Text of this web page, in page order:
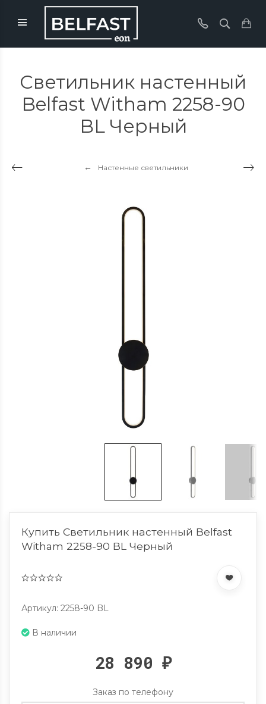
Светильник настенный
Belfast Witham 2258-90
BL Черный
Настенные светильники
Купить Светильник настенный Belfast
Witham 2258-90 BL Черный
Артикул: 2258-90 BL
В наличии
28 890 ₽
Заказ по телефону